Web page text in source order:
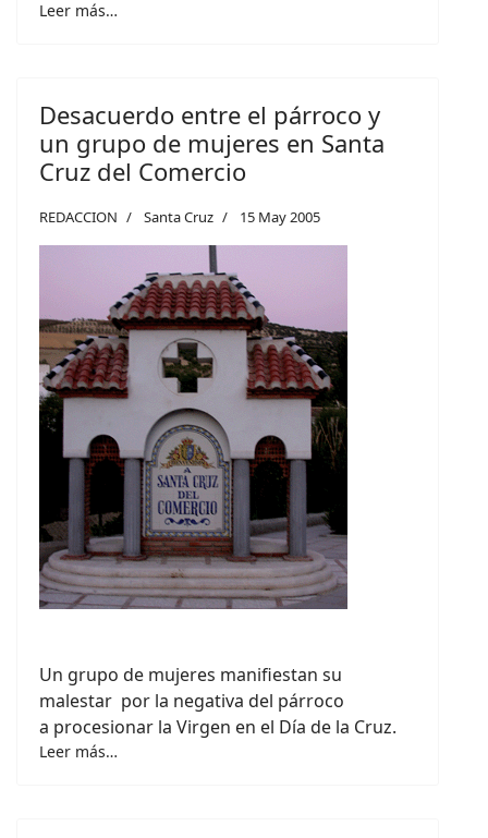
Leer más…
Desacuerdo entre el párroco y
un grupo de mujeres en Santa
Cruz del Comercio
REDACCION Santa Cruz 15 May 2005
Un grupo de mujeres manifiestan su
malestar por la negativa del párroco
a procesionar la Virgen en el Día de la Cruz.
Leer más…